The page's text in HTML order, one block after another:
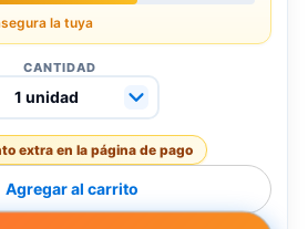
la tuya
CANTIDAD
extra en la página de pago
Agregar al carrito